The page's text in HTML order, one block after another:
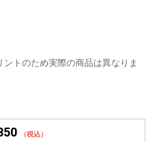
ントのため実際の商品は異なりま
（税込）